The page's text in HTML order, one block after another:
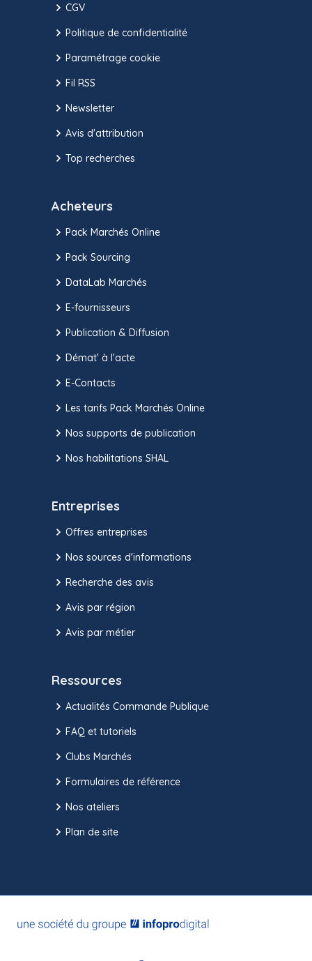
CGV
Politique de confidentialité
Paramétrage cookie
Fil RSS
Newsletter
Avis d'attribution
Top recherches
Acheteurs
Pack Marchés Online
Pack Sourcing
DataLab Marchés
E-fournisseurs
Publication & Diffusion
Démat' à l'acte
E-Contacts
Les tarifs Pack Marchés Online
Nos supports de publication
Nos habilitations SHAL
Entreprises
Offres entreprises
Nos sources d'informations
Recherche des avis
Avis par région
Avis par métier
Ressources
Actualités Commande Publique
FAQ et tutoriels
Clubs Marchés
Formulaires de référence
Nos ateliers
Plan de site